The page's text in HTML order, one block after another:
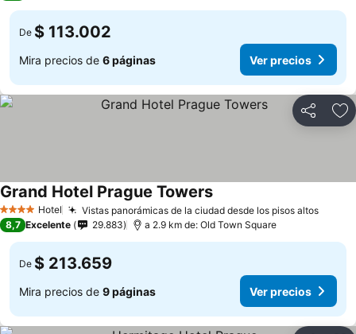
De $ 113.002
Mira precios de 6 páginas Ver precios
Compartir
4 EstrellasHotel Vistas panorámicas de la ciudad desde los pisos altosVer
Grand Hotel Prague TowersVer precios
8,7 Excelente 29.883 a 2.9 km de: Old Town Square
De $ 213.659
Mira precios de 9 páginas Ver precios